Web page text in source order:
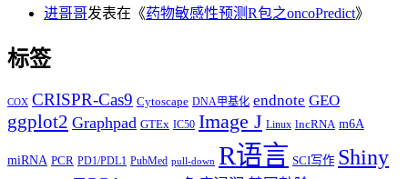
进哥哥发表在《药物敏感性预测R包之oncoPredict》
标签
COX CRISPR-Cas9 Cytoscape DNA甲基化 endnote GEO
ggplot2 Graphpad GTEx IC50 Image J Linux lncRNA m6A
miRNA PCR PD1/PDL1 PubMed pull-down R语言 SCI写作 Shiny